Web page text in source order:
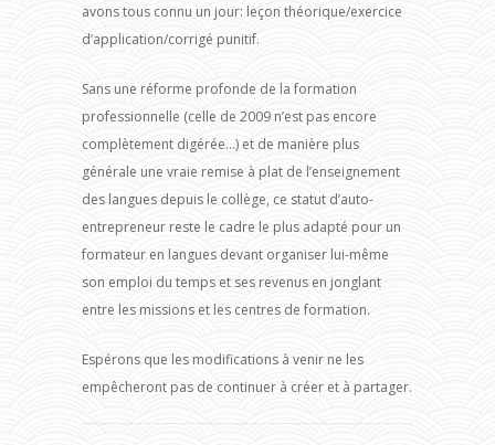
avons tous connu un jour: leçon théorique/exercice
d’application/corrigé punitif.
Sans une réforme profonde de la formation
professionnelle (celle de 2009 n’est pas encore
complètement digérée…) et de manière plus
générale une vraie remise à plat de l’enseignement
des langues depuis le collège, ce statut d’auto-
entrepreneur reste le cadre le plus adapté pour un
formateur en langues devant organiser lui-même
son emploi du temps et ses revenus en jonglant
entre les missions et les centres de formation.
Espérons que les modifications à venir ne les
empêcheront pas de continuer à créer et à partager.